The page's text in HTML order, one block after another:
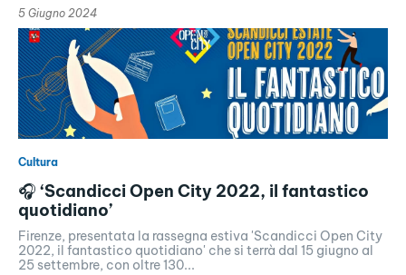
5 Giugno 2024
Cultura
🎧 ‘Scandicci Open City 2022, il fantastico
quotidiano’
Firenze, presentata la rassegna estiva 'Scandicci Open City
2022, il fantastico quotidiano' che si terrà dal 15 giugno al
25 settembre, con oltre 130...